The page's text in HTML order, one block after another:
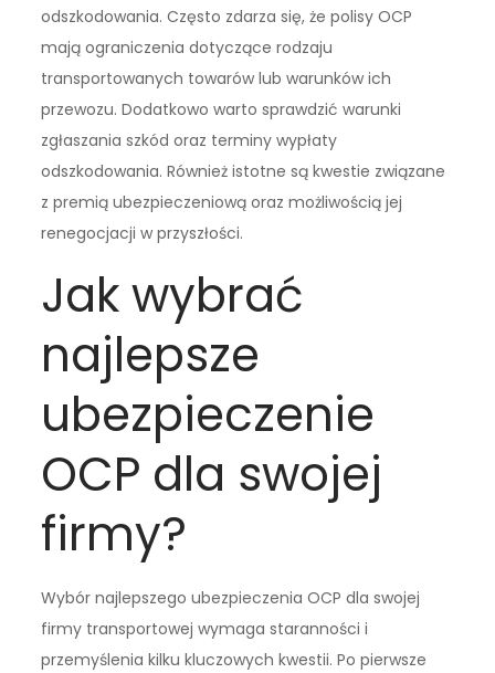
odszkodowania. Często zdarza się, że polisy OCP
mają ograniczenia dotyczące rodzaju
transportowanych towarów lub warunków ich
przewozu. Dodatkowo warto sprawdzić warunki
zgłaszania szkód oraz terminy wypłaty
odszkodowania. Również istotne są kwestie związane
z premią ubezpieczeniową oraz możliwością jej
renegocjacji w przyszłości.
Jak wybrać
najlepsze
ubezpieczenie
OCP dla swojej
firmy?
Wybór najlepszego ubezpieczenia OCP dla swojej
firmy transportowej wymaga staranności i
przemyślenia kilku kluczowych kwestii. Po pierwsze